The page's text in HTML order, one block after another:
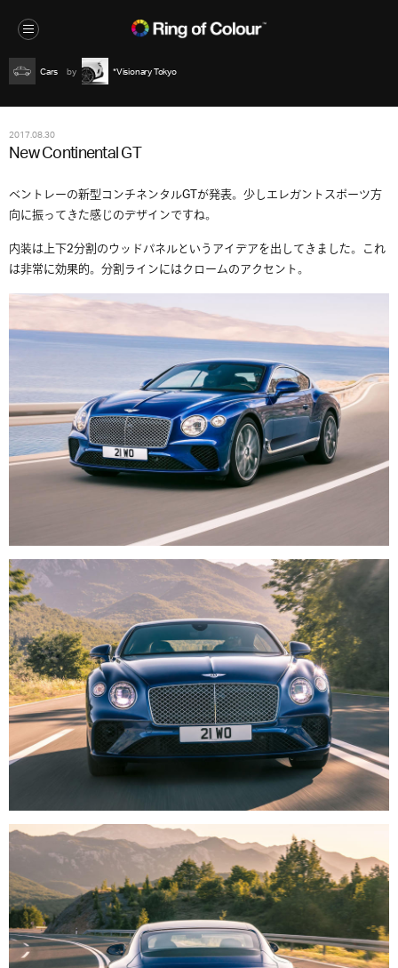
Cars *Visionary Tokyo
2017.08.30
New Continental GT
ベントレーの新型コンチネンタルGTが発表。少しエレガントスポーツ方
向に振ってきた感じのデザインですね。
内装は上下2分割のウッドパネルというアイデアを出してきました。これ
は非常に効果的。分割ラインにはクロームのアクセント。